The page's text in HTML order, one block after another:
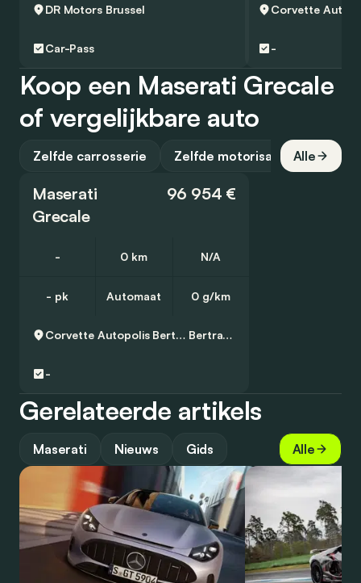
DR Motors Brussel
Car-Pass -
Koop een Maserati Grecale
of vergelijkbare auto
Zelfde carrosserie Zelfde motorisatie Alle
Maserati
Grecale
96 954 €
- 0 km N/A
- pk Automaat 0 g/km
Corvette Autopolis Bertrange Bertrange
-
Gerelateerde artikels
Maserati Nieuws Gids Alle